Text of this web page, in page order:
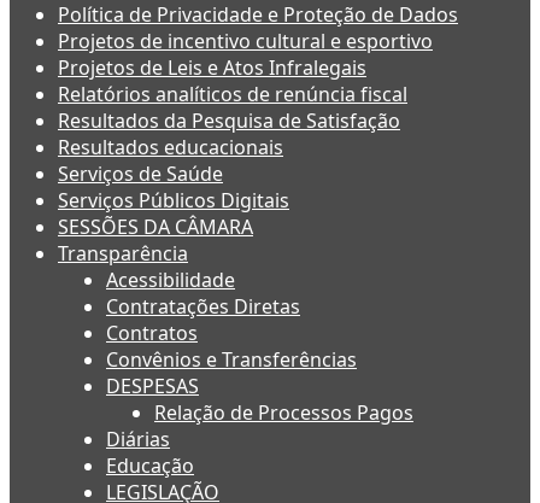
Política de Privacidade e Proteção de Dados
Projetos de incentivo cultural e esportivo
Projetos de Leis e Atos Infralegais
Relatórios analíticos de renúncia fiscal
Resultados da Pesquisa de Satisfação
Resultados educacionais
Serviços de Saúde
Serviços Públicos Digitais
SESSÕES DA CÂMARA
Transparência
Acessibilidade
Contratações Diretas
Contratos
Convênios e Transferências
DESPESAS
Relação de Processos Pagos
Diárias
Educação
LEGISLAÇÃO